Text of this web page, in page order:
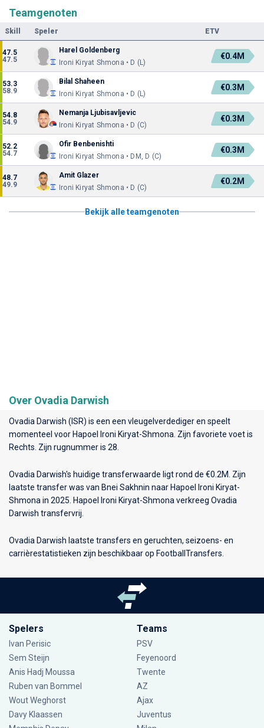
Teamgenoten
Skill Speler ETV
47.5
47.5
Harel Goldenberg
Ironi Kiryat Shmona • D (L)
€0.4M
53.3
58.9
Bilal Shaheen
Ironi Kiryat Shmona • D (L)
€0.3M
54.8
54.9
Nemanja Ljubisavljevic
Ironi Kiryat Shmona • D (C)
€0.3M
52.2
54.7
Ofir Benbenishti
Ironi Kiryat Shmona • DM, D (C)
€0.3M
48.7
49.9
Amit Glazer
Ironi Kiryat Shmona • D (C)
€0.2M
Bekijk alle teamgenoten
Over Ovadia Darwish
Ovadia Darwish (ISR) is een een vleugelverdediger en speelt
momenteel voor Hapoel Ironi Kiryat-Shmona . Zijn favoriete voet is
Rechts. Zijn rugnummer is 28.
Ovadia Darwish's huidige transferwaarde ligt rond de €0.2M. Zijn
laatste transfer was van Bnei Sakhnin naar Hapoel Ironi Kiryat-
Shmona in 2025. Hapoel Ironi Kiryat-Shmona verkreeg Ovadia
Darwish transfervrij.
Ovadia Darwish laatste transfers en geruchten, seizoens- en
carrièrestatistieken zijn beschikbaar op FootballTransfers.
Spelers
Ivan Perisic
Sem Steijn
Anis Hadj Moussa
Ruben van Bommel
Wout Weghorst
Davy Klaassen
Teams
PSV
Feyenoord
Twente
AZ
Ajax
Juventus